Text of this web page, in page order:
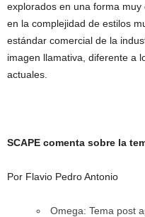
explorados en una forma
en la complejidad de estilos
estándar comercial de la
imagen llamativa, diferente a
actuales.
SCAPE comenta sobre la
Por Flavio Pedro Antonio
Omega: Tema post